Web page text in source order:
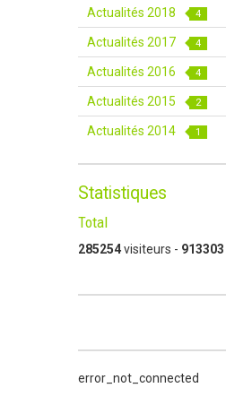
Actualités 2018 4
Actualités 2017 4
Actualités 2016 4
Actualités 2015 2
Actualités 2014 1
Statistiques
Total
285254visiteurs - 913303
error_not_connected